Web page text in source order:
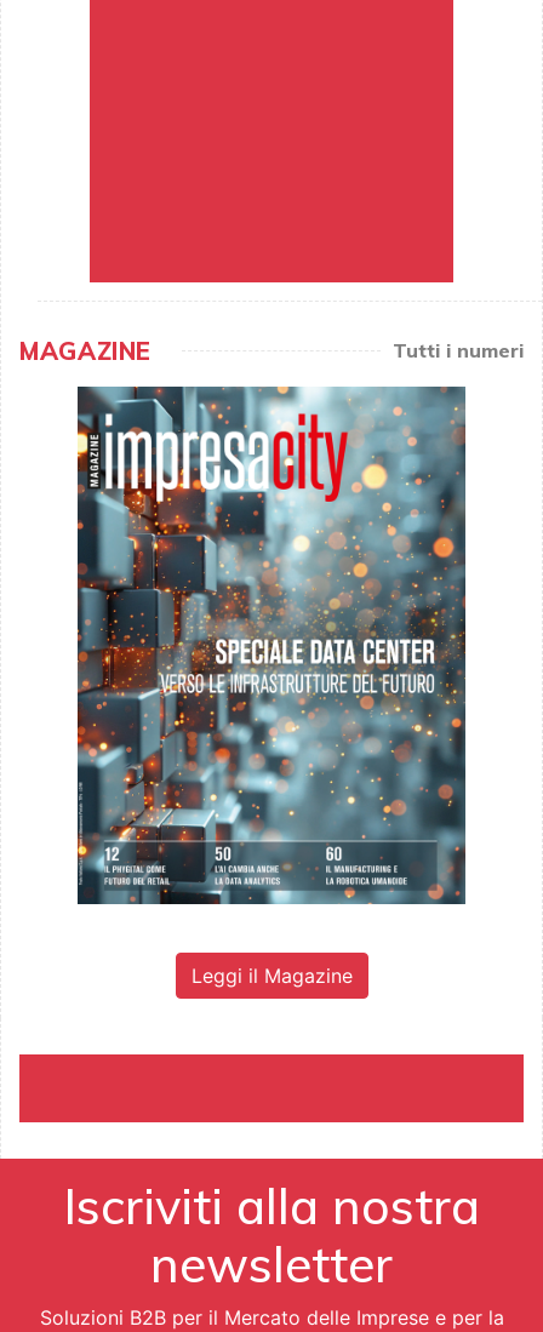
MAGAZINE Tutti i numeri
Leggi il Magazine
Iscriviti alla nostra
newsletter
Soluzioni B2B per il Mercato delle Imprese e per la